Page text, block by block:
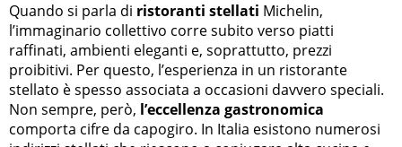
Quando si parla di ristoranti stellati Michelin,
l’immaginario collettivo corre subito verso piatti
raffinati, ambienti eleganti e, soprattutto, prezzi
proibitivi. Per questo, l’esperienza in un ristorante
stellato è spesso associata a occasioni davvero speciali.
Non sempre, però, l’eccellenza gastronomica
comporta cifre da capogiro. In Italia esistono numerosi